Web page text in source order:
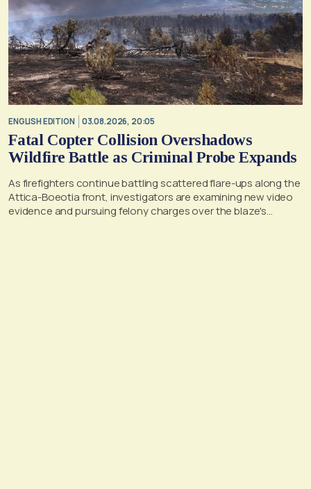
ENGLISH EDITION 03.08.2026, 20:05
Fatal Copter Collision Overshadows
Wildfire Battle as Criminal Probe Expands
As firefighters continue battling scattered flare-ups along the
Attica-Boeotia front, investigators are examining new video
evidence and pursuing felony charges over the blaze's